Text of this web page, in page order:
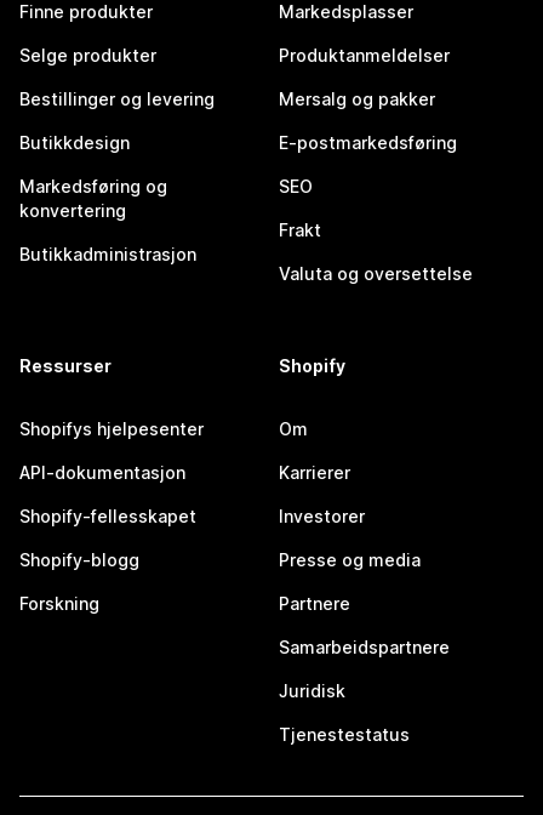
Finne produkter
Selge produkter
Bestillinger og levering
Butikkdesign
Markedsføring og
konvertering
Butikkadministrasjon
Markedsplasser
Produktanmeldelser
Mersalg og pakker
E-postmarkedsføring
SEO
Frakt
Valuta og oversettelse
Ressurser
Shopifys hjelpesenter
API-dokumentasjon
Shopify-fellesskapet
Shopify-blogg
Forskning
Shopify
Om
Karrierer
Investorer
Presse og media
Partnere
Samarbeidspartnere
Juridisk
Tjenestestatus